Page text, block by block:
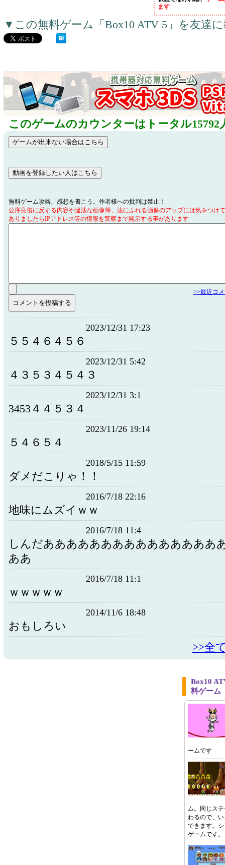
ます
▼この無料ゲーム「Box10 ATV 5」を友達
このゲームのカウンターはトータル15792
無料ゲーム攻略、感想を書こう。作者様への批判は禁止！
公序良俗に反する内容や違法な画像等、法にふれる画像のアップには気をつけ
ありましたらIPアドレス等の情報を警察まで開示する事があります
>>最近コ
2023/12/31 17:23
５５４６４５６
2023/12/31 5:42
４３５３４５４３
2023/12/31 3:1
3453４４５３４
2023/11/26 19:14
５４６５４
2018/5/15 11:59
ダメだこりゃ！！
2016/7/18 22:16
地味にムズイｗｗ
2016/7/18 11:4
しんだあああああああああああああああ
ああ
2016/7/18 11:1
ｗｗｗｗｗ
2014/11/6 18:48
おもしろい
>>全
Box10
料ゲーム
ームです
ム。同じス
わるので、
できます。
ゲームです。